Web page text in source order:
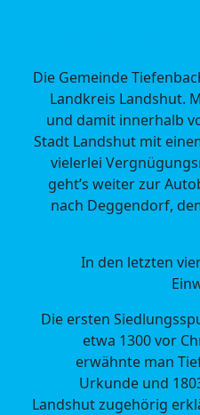
Die Gemeinde
Landkreis Landshut.
und damit innerhalb
Stadt Landshut mit
vielerlei
geht’s weiter zur
nach Deggendorf,
In den letzten
Die ersten
etwa 1300 vor
erwähnte man
Urkunde und
Landshut zugehörig